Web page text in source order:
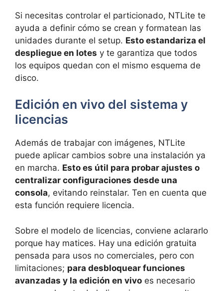
Si necesitas controlar el particionado, NTLite te
ayuda a definir cómo se crean y formatean las
unidades durante el setup. Esto estandariza el
despliegue en lotes y te garantiza que todos
los equipos quedan con el mismo esquema de
disco.
Edición en vivo del sistema y
licencias
Además de trabajar con imágenes, NTLite
puede aplicar cambios sobre una instalación ya
en marcha. Esto es útil para probar ajustes o
centralizar configuraciones desde una
consola, evitando reinstalar. Ten en cuenta que
esta función requiere licencia.
Sobre el modelo de licencias, conviene aclararlo
porque hay matices. Hay una edición gratuita
pensada para usos no comerciales, pero con
limitaciones; para desbloquear funciones
avanzadas y la edición en vivo es necesario